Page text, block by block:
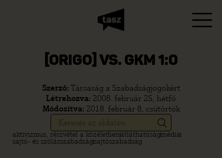
[ORIGO] VS. GKM 1:0
Szerző: Társaság a Szabadságjogokért
Létrehozva: 2008. február 25, hétfő
Módosítva: 2018. február 8, csütörtök
aktivizmus, részvétel a közéletbenátláthatóságmédia
sajtó- és szólásszabadságsajtószabadság